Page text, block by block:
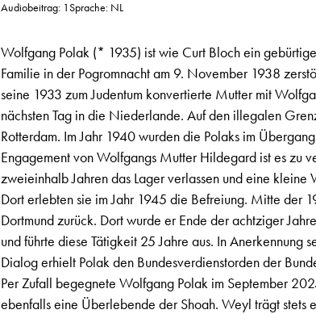
Audiobeitrag: 1Sprache: NL
Wolfgang Polak (* 1935) ist wie Curt Bloch ein
Familie in der Pogromnacht am 9. November 1938
seine 1933 zum Judentum konvertierte Mutter mit
nächsten Tag in die Niederlande. Auf den illegalen
Rotterdam. Im Jahr 1940 wurden die Polaks im
Engagement von Wolfgangs Mutter Hildegard ist es zu
zweieinhalb Jahren das Lager verlassen und eine kleine
Dort erlebten sie im Jahr 1945 die Befreiung. Mitte der
Dortmund zurück. Dort wurde er Ende der achtziger
und führte diese Tätigkeit 25 Jahre aus. In Anerkennung
Dialog erhielt Polak den Bundesverdienstorden der
Per Zufall begegnete Wolfgang Polak im September
ebenfalls eine Überlebende der Shoah. Weyl trägt stets